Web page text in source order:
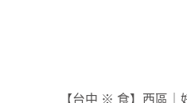
【台中 ※ 食】西區｜